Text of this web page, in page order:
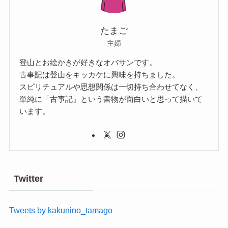
たまご
主婦
登山とお絵かきが好きなオバサンです。
古事記は登山をキッカケに興味を持ちました。
スピリチュアルや思想関係は一切持ち合わせてなく、
単純に「古事記」という書物が面白いと思って描いて
います。
Twitter
Tweets by kakunino_tamago